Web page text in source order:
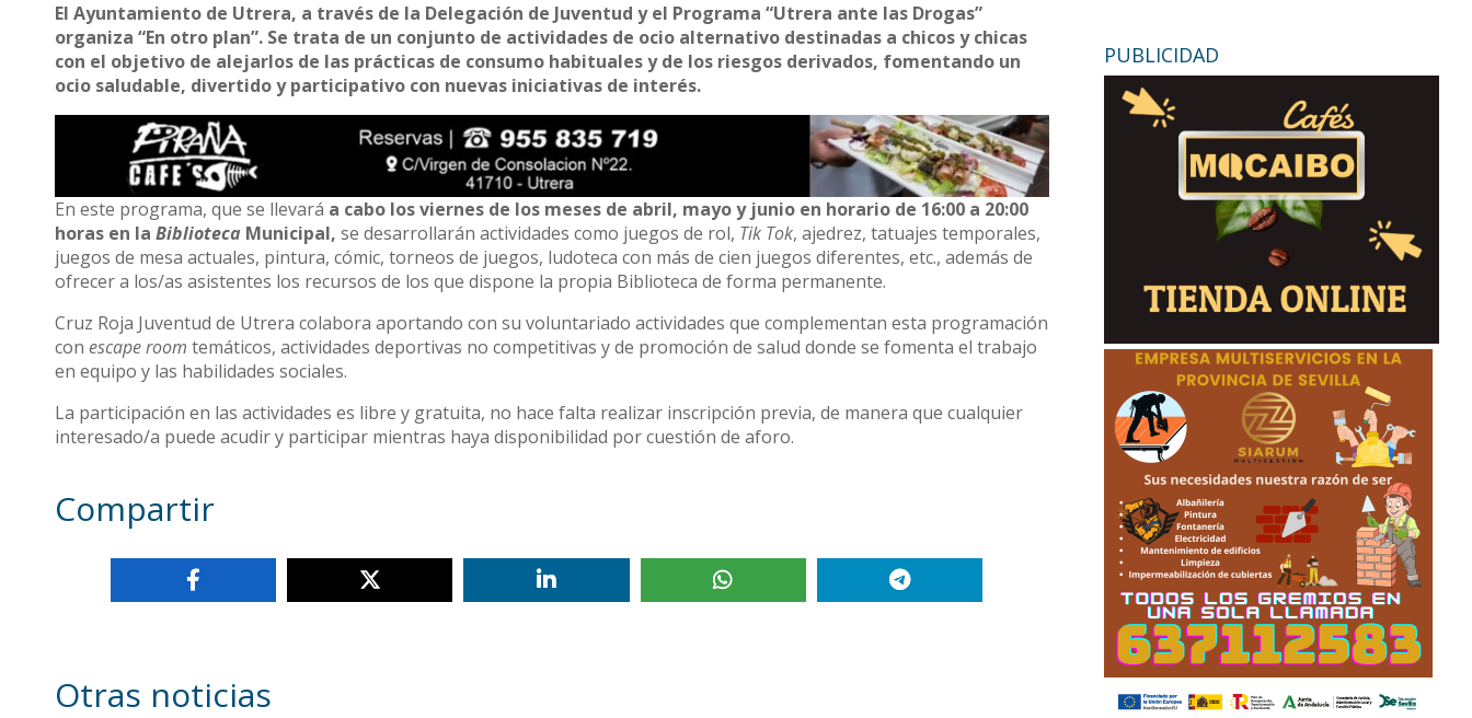
El Ayuntamiento de Utrera, a través de la Delegación de Juventud y el Programa “Utrera ante las Drogas”
organiza “En otro plan”. Se trata de un conjunto de actividades de ocio alternativo destinadas a chicos y chicas
con el objetivo de alejarlos de las prácticas de consumo habituales y de los riesgos derivados, fomentando un
ocio saludable, divertido y participativo con nuevas iniciativas de interés.
En este programa, que se llevará a cabo los viernes de los meses de abril, mayo y junio en horario de 16:00 a 20:00
horas en laBiblioteca Municipal,se desarrollarán actividades como juegos de rol, Tik Tok, ajedrez, tatuajes temporales,
juegos de mesa actuales, pintura, cómic, torneos de juegos, ludoteca con más de cien juegos diferentes, etc., además de
ofrecer a los/as asistentes los recursos de los que dispone la propia Biblioteca de forma permanente.
Cruz Roja Juventud de Utrera colabora aportando con su voluntariado actividades que complementan esta programación
conescape room temáticos, actividades deportivas no competitivas y de promoción de salud donde se fomenta el trabajo
en equipo y las habilidades sociales.
La participación en las actividades es libre y gratuita, no hace falta realizar inscripción previa, de manera que cualquier
interesado/a puede acudir y participar mientras haya disponibilidad por cuestión de aforo.
Compartir
Otras noticias
PUBLICIDAD